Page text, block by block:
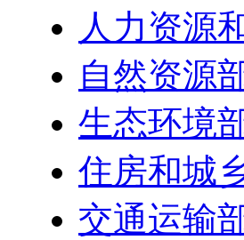
人力资源
自然资源
生态环境
住房和城
交通运输